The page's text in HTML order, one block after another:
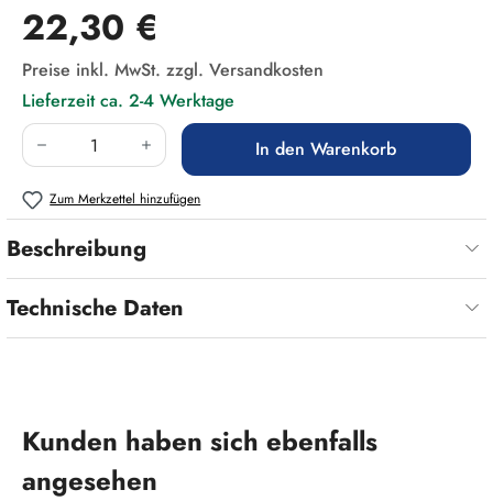
Regulärer Preis:
22,30 €
Preise inkl. MwSt. zzgl. Versandkosten
Lieferzeit ca. 2-4 Werktage
Produkt Anzahl: Gib den gewünschten Wert
In den Warenkorb
Zum Merkzettel hinzufügen
Beschreibung
Technische Daten
Produktgalerie überspringen
Kunden haben sich ebenfalls
angesehen